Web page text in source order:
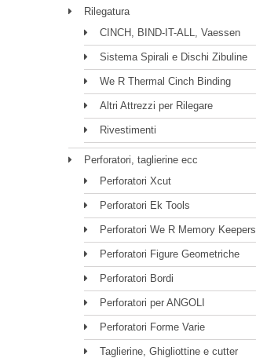
Rilegatura
CINCH, BIND-IT-ALL, Vaessen
Sistema Spirali e Dischi Zibuline
We R Thermal Cinch Binding
Altri Attrezzi per Rilegare
Rivestimenti
Perforatori, taglierine ecc
Perforatori Xcut
Perforatori Ek Tools
Perforatori We R Memory Keepers
Perforatori Figure Geometriche
Perforatori Bordi
Perforatori per ANGOLI
Perforatori Forme Varie
Taglierine, Ghigliottine e cutter